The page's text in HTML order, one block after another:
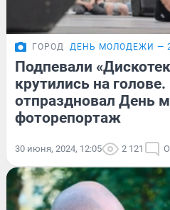
ГОРОД ДЕНЬ МОЛОДЕЖИ —
Подпевали
крутились на
отпраздновал День
фоторепортаж
30 июня, 2024, 12:05 2 121